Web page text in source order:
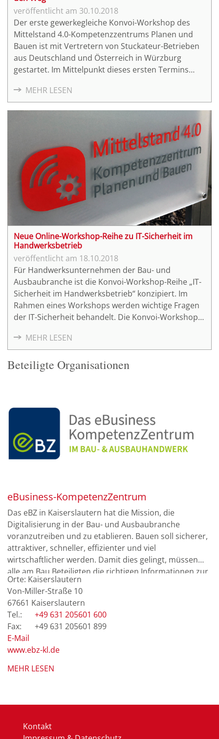
30.10.2018
Der erste gewerkegleiche Konvoi-Workshop des
Mittelstand 4.0-Kompetenzzentrums Planen und
Bauen ist mit Vertretern von Stuckateur-Betrieben
aus Deutschland und Österreich in Würzburg
gestartet. Im Mittelpunkt dieses ersten Termins
und einer Vorstellung des Kompetenzzentrums vor
allem die Auswertung des von den Betrieben vorab
MEHR LESEN
Neue Online-Workshop-Reihe zu IT-Sicherheit im
Handwerksbetrieb
18.10.2018
Für Handwerksunternehmen der Bau- und
Ausbaubranche ist die Konvoi-Workshop-Reihe „IT-
Sicherheit im Handwerksbetrieb“ konzipiert. Im
Rahmen eines Workshops werden wichtige Fragen
der IT-Sicherheit behandelt. Die Konvoi-Workshop-
Kompetenzzentrums Planen und Bauen statt und
ist für die Teilnehmer kostenlos. Leiter der Konvoi-
Workshop-Reihe ist Michael Weller, Rechtsanwalt
MEHR LESEN
Beteiligte Organisationen
eBusiness-KompetenzZentrum
Das eBZ in Kaiserslautern hat die Mission, die
Digitalisierung in der Bau- und Ausbaubranche
voranzutreiben und zu etablieren. Bauen soll sicherer,
attraktiver, schneller, effizienter und viel
wirtschaftlicher werden. Damit dies gelingt, müssen
alle am Bau Beteiligten die richtigen Informationen zur
richtigen Zeit am richtigen Ort haben.Unser Team setzt
sich aus Handwerkern, Betriebswirten,
Marketingspezialisten, Planern und Technikexperten
zusammen. Durch die interdisziplinäre
Zusammenarbeit können wir gemeinsam mit den
Handwerksbetrieben schnell und effektiv deren
Digitalisierungsbedürfnisse und -potenziale ermitteln.
Darauf aufbauend planen wir innovative
Ausbauhandwerk. Darüber hinaus engagiert sich das
eBZ in mehreren Forschungsvorhaben zur
Kaiserslautern
Von-Miller-Straße 10
67661 Kaiserslautern
+49 631 205601 600
+49 631 205601 899
E-Mail
www.ebz-kl.de
MEHR LESEN
Kontakt